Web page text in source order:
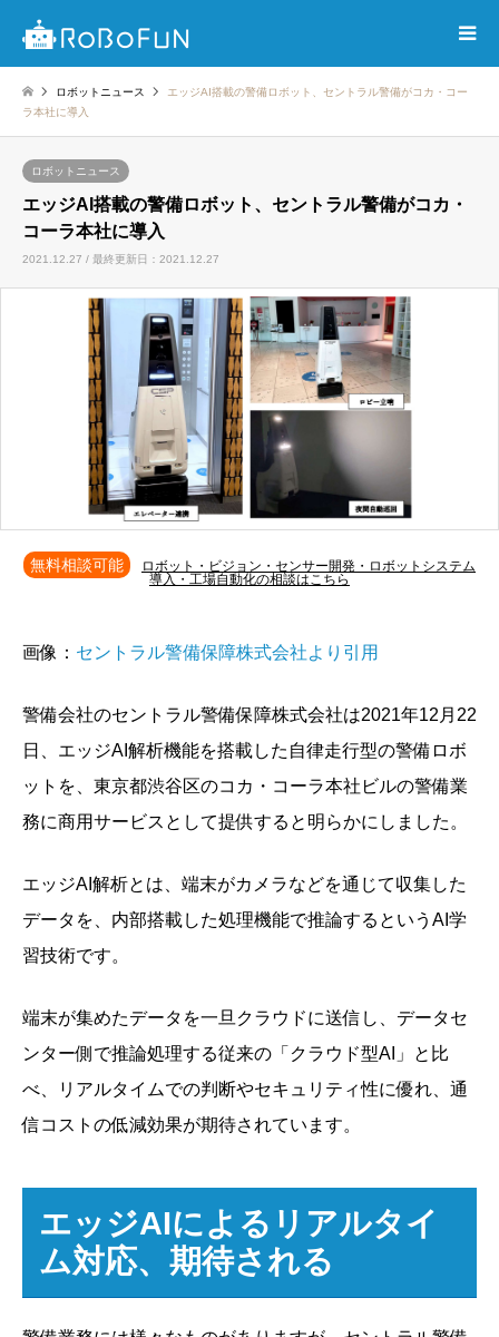
ロボットニュース
エッジAI搭載の警備ロボット、セントラル警備がコカ・コー
ラ本社に導入
ロボットニュース
エッジAI搭載の警備ロボット、セントラル警備がコカ・
コーラ本社に導入
2021.12.27 / 最終更新日：2021.12.27
無料相談可能
ロボット・ビジョン・センサー開発・ロボットシステム
導入・工場自動化の相談はこちら
画像： セントラル警備保障株式会社より引用
警備会社のセントラル警備保障株式会社は2021年12月22
日、エッジAI解析機能を搭載した自律走行型の警備ロボ
ットを、東京都渋谷区のコカ・コーラ本社ビルの警備業
務に商用サービスとして提供すると明らかにしました。
エッジAI解析とは、端末がカメラなどを通じて収集した
データを、内部搭載した処理機能で推論するというAI学
習技術です。
端末が集めたデータを一旦クラウドに送信し、データセ
ンター側で推論処理する従来の「クラウド型AI」と比
べ、リアルタイムでの判断やセキュリティ性に優れ、通
信コストの低減効果が期待されています。
エッジAIによるリアルタイ
ム対応、期待される